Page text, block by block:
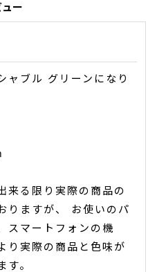
ュー
ャブル グリーンになり
来る限り実際の商品の
りますが、 お使いのパ
スマートフォンの機
り実際の商品と色味が
す。